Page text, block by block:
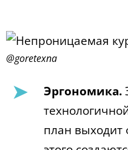
@goretexna
Эргономика.
план выходит